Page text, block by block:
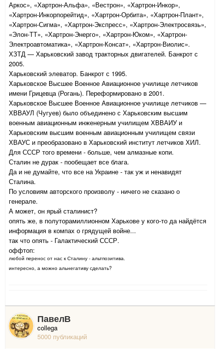
Аркос», «Хартрон-Альфа», «Вестрон», «Хартрон-Инкор»,
«Хартрон-Инкорпорейтид», «Хартрон-Орбита», «Хартрон-Плант»,
«Хартрон-Сигма», «Хартрон-Экспресс», «Хартрон-Электросвязь»,
«Элон-ТТ», «Хартрон-Энерго», «Хартрон-Юком», «Хартрон-
Электроавтоматика», «Хартрон-Консат», «Хартрон-Виолис».
ХЗТД — Харьковский завод тракторных двигателей. Банкрот с
2005.
Харьковский элеватор. Банкрот с 1995.
Харьковское Высшее Военное Авиационное училище летчиков
имени Грицевца (Рогань). Переформировано в 2001.
Харьковское Высшее Военное Авиационное училище летчиков —
ХВВАУЛ (Чугуев) было объединено с Харьковским высшим
военным авиационным инженерным училищем ХВВАИУ и
Харьковским высшим военным авиационным училищем связи
ХВАУС и преобразовано в Харьковский институт летчиков ХИЛ.
Для СССР того времени - больше, чем алмазные копи.
Сталин не дурак - пообещает все блага.
Да и не думайте, что все на Украине - так уж и ненавидят
Сталина.
По условиям авторского произволу - ничего не сказано о
генерале.
А может, он ярый сталинист?
опять же, в полуторамиллионном Харькове у кого-то да найдётся
информация в компах о грядущей войне...
так что опять - Галактический СССР.
оффтоп:
любой перенос от нас к Сталину - альтпозитива.
интересно, а можно альнегативу сделать?
ПавелВ
collega
5000 публикаций